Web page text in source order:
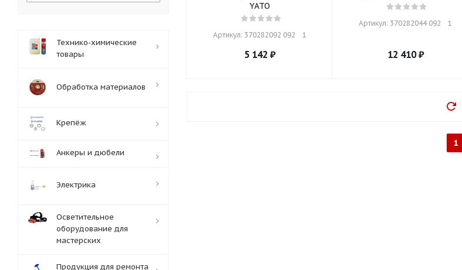
YATO
Артикул: 370282092 092    1
5 142 ₽
Артикул: 370282044 092    1
12 410₽
1
Технико-химические
товары
Обработка материалов
Крепёж
Анкеры и дюбели
Электрика
Осветительное
оборудование для
мастерских
Продукция для ремонта